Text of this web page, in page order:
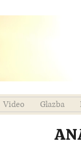
Video Glazba